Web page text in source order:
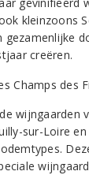
kleinzoons
gezamenlijke
creëren.
wijngaarden
sur-Loire